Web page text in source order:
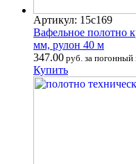
Артикул: 15с169
Вафельное полотно
мм, рулон 40 м
347.00 руб. за погонный
Купить